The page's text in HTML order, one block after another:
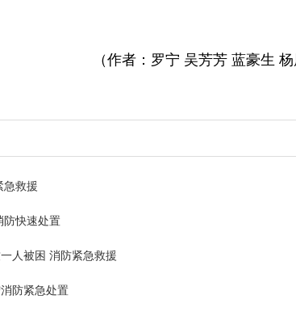
（作者：罗宁 吴芳芳 蓝豪生
急救援
防快速处置
人被困 消防紧急救援
防紧急处置